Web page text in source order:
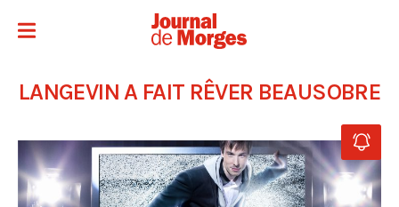
LANGEVIN A FAIT RÊVER BEAUSOBRE